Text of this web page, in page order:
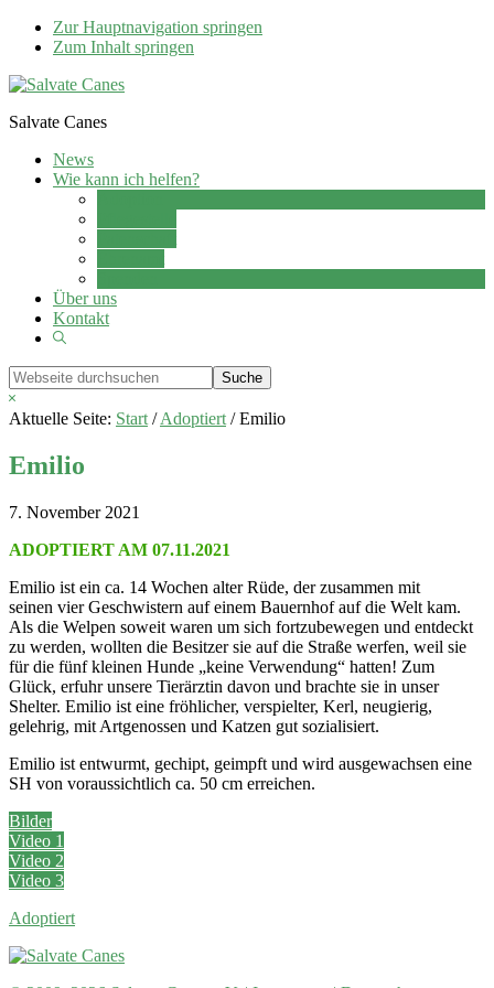
Zur Hauptnavigation springen
Zum Inhalt springen
Salvate Canes
News
Wie kann ich helfen?
Über uns
Kontakt
Show
Webseite
durchsuchen
Hide
Search
Aktuelle Seite: Start / Adoptiert /Emilio
Emilio
7. November 2021
ADOPTIERT AM 07.11.2021
Emilio ist ein ca. 14 Wochen alter Rüde, der zusammen mit
seinen vier Geschwistern auf einem Bauernhof auf die Welt kam.
Als die Welpen soweit waren um sich fortzubewegen und entdeckt
zu werden, wollten die Besitzer sie auf die Straße werfen, weil sie
für die fünf kleinen Hunde „keine Verwendung“ hatten! Zum
Glück, erfuhr unsere Tierärztin davon und brachte sie in unser
Shelter. Emilio ist eine fröhlicher, verspielter, Kerl, neugierig,
gelehrig, mit Artgenossen und Katzen gut sozialisiert.
Emilio ist entwurmt, gechipt, geimpft und wird ausgewachsen eine
SH von voraussichtlich ca. 50 cm erreichen.
Bilder
Video 1
Video 2
Video 3
Adoptiert